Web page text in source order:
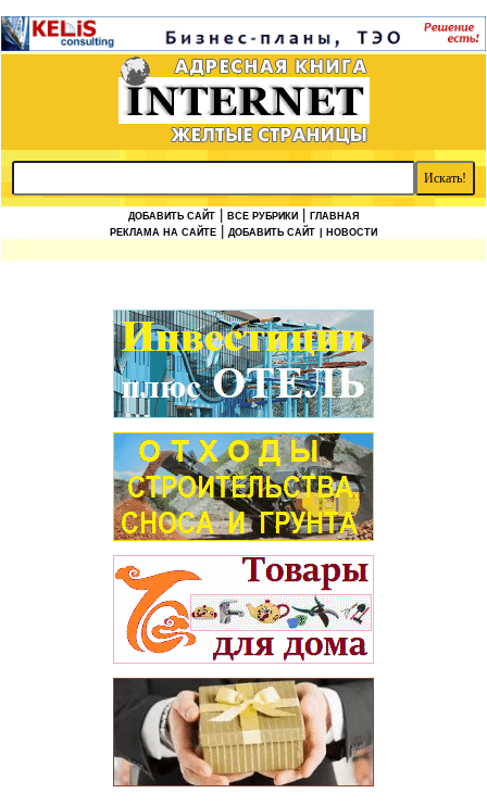
ДОБАВИТЬ САЙТ ВСЕ РУБРИКИ
ГЛАВНАЯ
РЕКЛАМА НА САЙТЕ
ДОБАВИТЬ САЙТ | НОВОСТИ